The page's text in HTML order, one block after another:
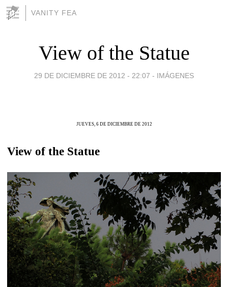
VANITY FEA
View of the Statue
29 DE DICIEMBRE DE 2012 - 22:07 - IMÁGENES
JUEVES, 6 DE DICIEMBRE DE 2012
View of the Statue